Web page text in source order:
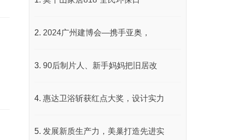
2024广州建博会—携手亚奥，
90后制片人、新手妈妈把旧居改
惠达卫浴斩获红点大奖，设计实力
发展新质生产力，美巢打造先进实